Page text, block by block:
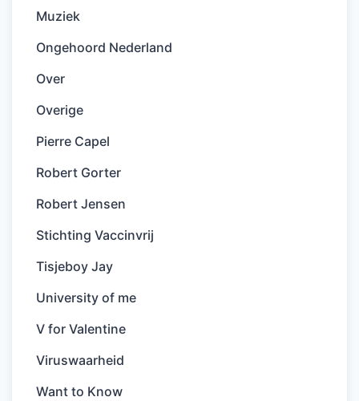
Muziek
Ongehoord Nederland
Over
Overige
Pierre Capel
Robert Gorter
Robert Jensen
Stichting Vaccinvrij
Tisjeboy Jay
University of me
V for Valentine
Viruswaarheid
Want to Know